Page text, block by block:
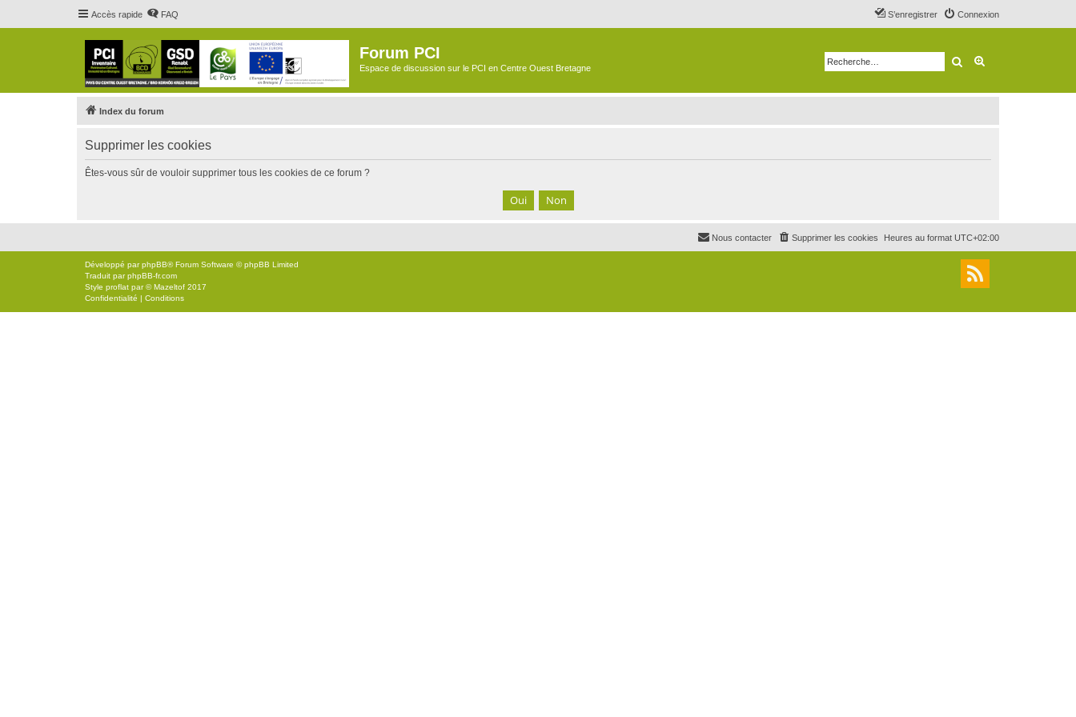
Accès rapide FAQ Connexion
S’enregistrer
Forum PCI
Espace de discussion sur le PCI en Centre Ouest Bretagne Rechercher
Index du forum
Supprimer les cookies
Êtes-vous sûr de vouloir supprimer tous les cookies de ce forum ?
Heures au format UTC+02:00
Supprimer les cookies
Nous contacter
Développé parphpBB® Forum Software © phpBB Limited
Traduit parphpBB-fr.com
Style proflat par ©Mazeltof 2017
Confidentialité | Conditions